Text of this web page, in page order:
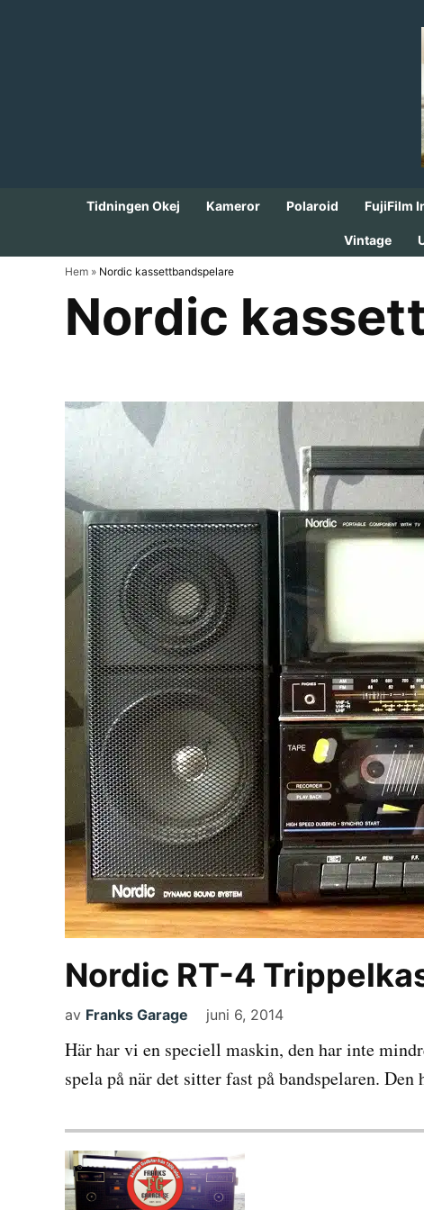
Tidningen Okej Kameror Polaroid FujiFilm
Vintage
Hem » Nordic kassettbandspelare
Nordic
Nordic RT-4
av Franks Garage juni 6, 2014
Här har vi en speciell maskin, den har inte
spela på när det sitter fast på bandspelaren.